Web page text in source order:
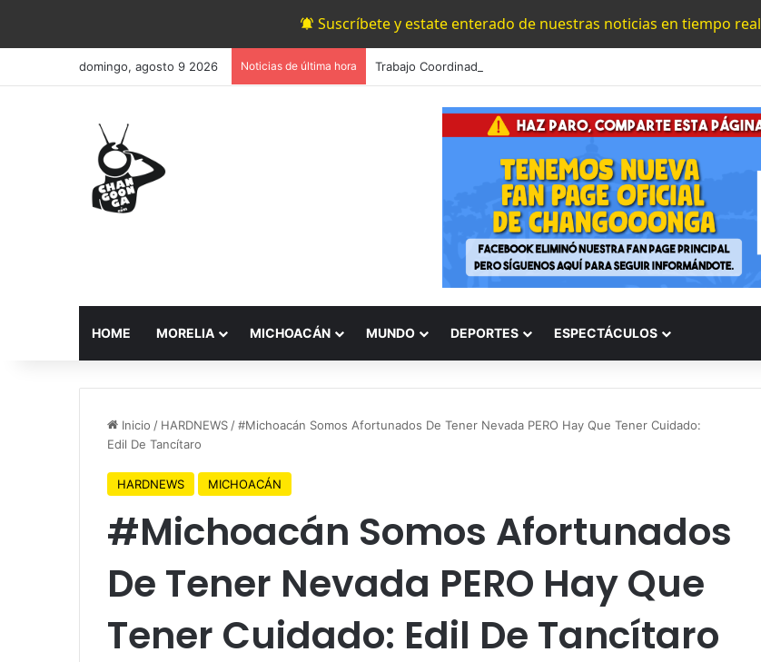
Suscríbete y estate enterado de nuestras noticias en tiempo real
domingo, agosto 9 2026 Noticias de última hora
HOME MORELIA MICHOACÁN MUNDO DEPORTES ESPECTÁCULOS
Inicio / HARDNEWS /#Michoacán Somos Afortunados De Tener Nevada PERO Hay Que Tener Cuidado:
Edil De Tancítaro
HARDNEWS MICHOACÁN
#Michoacán Somos Afortunados
De Tener Nevada PERO Hay Que
Tener Cuidado: Edil De Tancítaro